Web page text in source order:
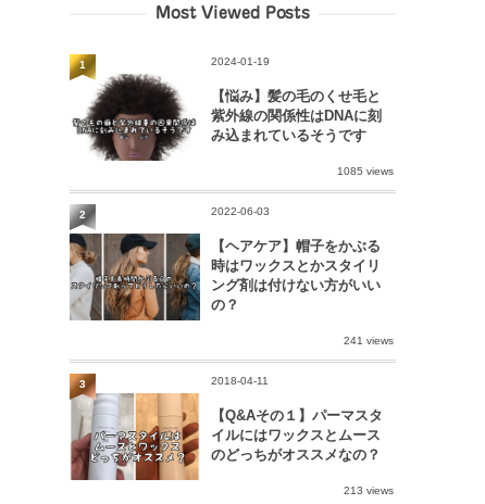
Most Viewed Posts
2024-01-19
【悩み】髪の毛のくせ毛と
紫外線の関係性はDNAに刻
み込まれているそうです
1085 views
1
2022-06-03
【ヘアケア】帽子をかぶる
時はワックスとかスタイリ
ング剤は付けない方がいい
の？
241 views
2
2018-04-11
【Q&Aその１】パーマスタ
イルにはワックスとムース
のどっちがオススメなの？
213 views
3